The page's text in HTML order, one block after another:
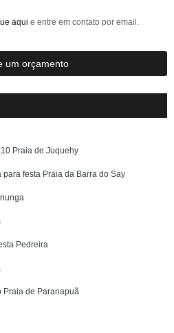
aqui e entre em contato por email.
um orçamento
Praia de Juquehy
festa Praia da Barra do Say
Pedreira
Praia de Paranapuã